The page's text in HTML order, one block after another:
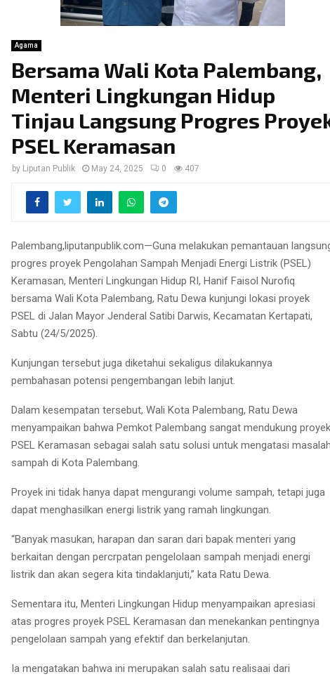
Agama
Bersama Wali Kota Palembang,
Menteri Lingkungan Hidup
Tinjau Langsung Progres
PSEL Keramasan
by Liputan Publik May 24, 2025 0 407
Palembang,liputanpublik.com—Guna melakukan pemantauan
progres proyek Pengolahan Sampah Menjadi Energi Listrik (PSEL)
Keramasan, Menteri Lingkungan Hidup RI, Hanif Faisol Nurofiq
bersama Wali Kota Palembang, Ratu Dewa kunjungi lokasi proyek
PSEL di Jalan Mayor Jenderal Satibi Darwis, Kecamatan Kertapati,
Sabtu (24/5/2025).
Kunjungan tersebut juga diketahui sekaligus dilakukannya
pembahasan potensi pengembangan lebih lanjut.
Dalam kesempatan tersebut, Wali Kota Palembang, Ratu Dewa
menyampaikan bahwa Pemkot Palembang sangat mendukung proyek
PSEL Keramasan sebagai salah satu solusi untuk mengatasi
sampah di Kota Palembang.
Proyek ini tidak hanya dapat mengurangi volume sampah, tetapi juga
dapat menghasilkan energi listrik yang ramah lingkungan.
“Banyak masukan, harapan dan saran dari bapak menteri yang
berkaitan dengan percrpatan pengelolaan sampah menjadi energi
listrik dan akan segera kita tindaklanjuti,” kata Ratu Dewa.
Sementara itu, Menteri Lingkungan Hidup menyampaikan apresiasi
atas progres proyek PSEL Keramasan dan menekankan pentingnya
pengelolaan sampah yang efektif dan berkelanjutan.
Ia mengatakan bahwa ini merupakan salah satu realisaai dari